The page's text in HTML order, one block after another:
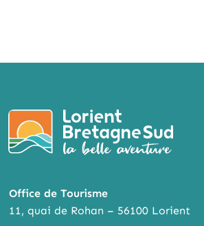
Office de Tourisme
11, quai de Rohan – 56100 Lorient